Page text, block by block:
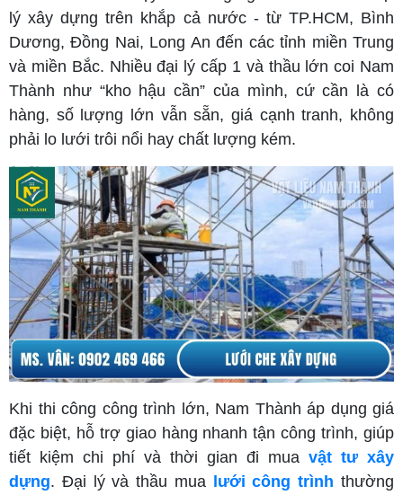
lý xây dựng trên khắp cả nước - từ TP.HCM, Bình
Dương, Đồng Nai, Long An đến các tỉnh miền Trung
và miền Bắc. Nhiều đại lý cấp 1 và thầu lớn coi Nam
Thành như “kho hậu cần” của mình, cứ cần là có
hàng, số lượng lớn vẫn sẵn, giá cạnh tranh, không
phải lo lưới trôi nổi hay chất lượng kém.
Khi thi công công trình lớn, Nam Thành áp dụng giá
đặc biệt, hỗ trợ giao hàng nhanh tận công trình, giúp
tiết kiệm chi phí và thời gian đi mua vật tư xây
dựng. Đại lý và thầu mua lưới công trình thường